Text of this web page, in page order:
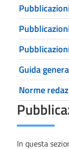
Guida
Norme
In questa